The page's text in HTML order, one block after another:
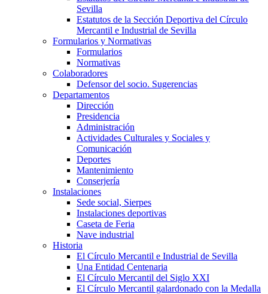
Sevilla
Estatutos de la Sección Deportiva del Círculo
Mercantil e Industrial de Sevilla
Formularios y Normativas
Formularios
Normativas
Colaboradores
Defensor del socio. Sugerencias
Departamentos
Dirección
Presidencia
Administración
Actividades Culturales y Sociales y
Comunicación
Deportes
Mantenimiento
Conserjería
Instalaciones
Sede social, Sierpes
Instalaciones deportivas
Caseta de Feria
Nave industrial
Historia
El Círculo Mercantil e Industrial de Sevilla
Una Entidad Centenaria
El Círculo Mercantil del Siglo XXI
El Círculo Mercantil galardonado con la Medalla